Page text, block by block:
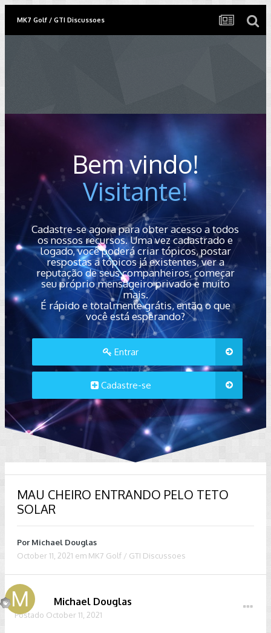
MK7 Golf / GTI Discussoes
Bem vindo!
Visitante!
Cadastre-se agora para obter acesso a todos
os nossos recursos. Uma vez cadastrado e
logado, você poderá criar tópicos, postar
respostas a tópicos já existentes, ver a
reputação de seus companheiros, começar
seu próprio mensageiro privado e muito
mais.
É rápido e totalmente grátis, então o que
você está esperando?
Entrar
Cadastre-se
MAU CHEIRO ENTRANDO PELO TETO
SOLAR
Por Michael Douglas
October 11, 2021 em MK7 Golf / GTI Discussoes
Michael Douglas
Postado October 11, 2021